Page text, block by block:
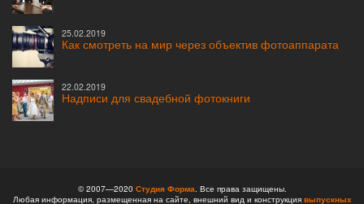
25.02.2019
Как смотреть на мир через объектив фотоаппарата
22.02.2019
Надписи для свадебной фотокниги
© 2007—2020 Студия Форма. Все права защищены.
Любая информация, размещенная на сайте, внешний вид и конструкция выпускных